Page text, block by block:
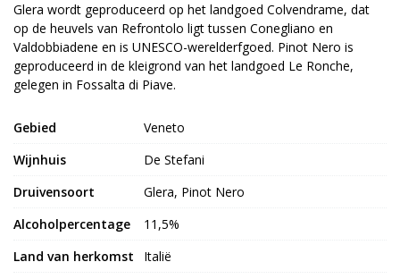
Glera wordt geproduceerd op het landgoed Colvendrame, dat
op de heuvels van Refrontolo ligt tussen Conegliano en
Valdobbiadene en is UNESCO-werelderfgoed. Pinot Nero is
geproduceerd in de kleigrond van het landgoed Le Ronche,
gelegen in Fossalta di Piave.
Gebied
Veneto
Wijnhuis
De Stefani
Druivensoort
Glera, Pinot Nero
Alcoholpercentage
11,5%
Land van herkomst
Italië